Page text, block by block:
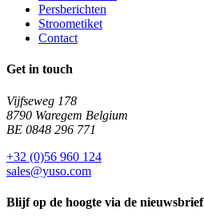
Persberichten
Stroometiket
Contact
Get in touch
Vijfseweg 178
8790 Waregem Belgium
BE 0848 296 771
+32 (0)56 960 124
sales@yuso.com
Blijf op de hoogte via de nieuwsbrief